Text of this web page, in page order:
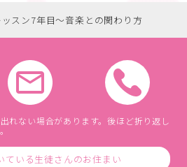
ッスン7年目〜音楽との関わり方
れない場合があります。後ほど折り返し
ている生徒さんのお住まい